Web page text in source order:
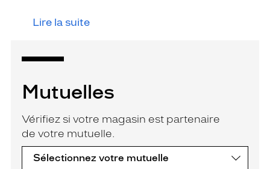
Lire la suite
Mutuelles
Vérifiez si votre magasin est partenaire
de votre mutuelle.